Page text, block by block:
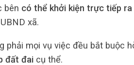
bên có thể khởi kiện trực tiếp ra
xã.
phải mọi vụ việc đều bắt buộc
đất đai cụ thể.